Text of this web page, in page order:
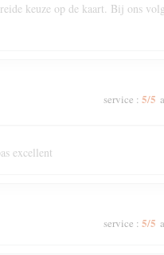
keuze op de kaart. Bij ons
service : 5/5
excellent
service : 5/5